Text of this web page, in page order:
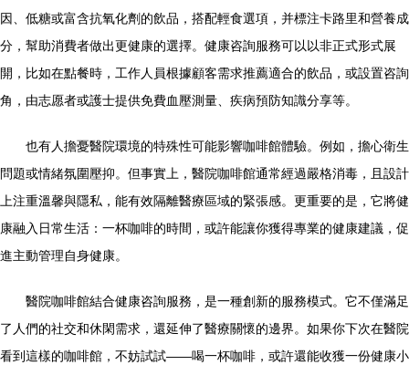
因、低糖或富含抗氧化劑的飲品，搭配輕食選項，并標注卡路里和營養成
分，幫助消費者做出更健康的選擇。健康咨詢服務可以以非正式形式展
開，比如在點餐時，工作人員根據顧客需求推薦適合的飲品，或設置咨詢
角，由志愿者或護士提供免費血壓測量、疾病預防知識分享等。
也有人擔憂醫院環境的特殊性可能影響咖啡館體驗。例如，擔心衛生
問題或情緒氛圍壓抑。但事實上，醫院咖啡館通常經過嚴格消毒，且設計
上注重溫馨與隱私，能有效隔離醫療區域的緊張感。更重要的是，它將健
康融入日常生活：一杯咖啡的時間，或許能讓你獲得專業的健康建議，促
進主動管理自身健康。
醫院咖啡館結合健康咨詢服務，是一種創新的服務模式。它不僅滿足
了人們的社交和休閑需求，還延伸了醫療關懷的邊界。如果你下次在醫院
看到這樣的咖啡館，不妨試試——喝一杯咖啡，或許還能收獲一份健康小